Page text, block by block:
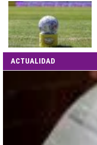
ACTUALIDAD